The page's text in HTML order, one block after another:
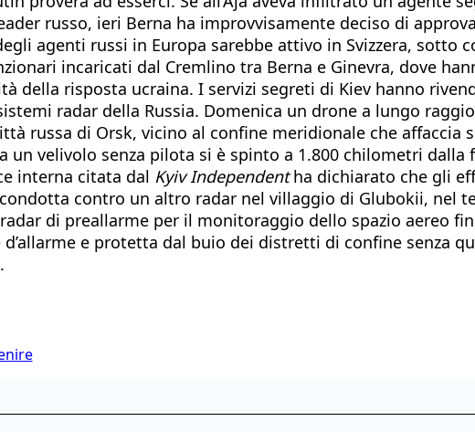
russo, ieri Berna ha improvvisamente deciso di
agenti russi in Europa sarebbe attivo in Svizzera, sotto
incaricati dal Cremlino tra Berna e Ginevra, dove
della risposta ucraina. I servizi segreti di Kiev hanno
radar della Russia. Domenica un drone a lungo
russa di Orsk, vicino al confine meridionale che affaccia
un velivolo senza pilota si è spinto a 1.800 chilometri
interna citata dal Kyiv Independentha dichiarato che gli
contro un altro radar nel villaggio di Glubokii,
radar di preallarme per il monitoraggio dello spazio aereo
e protetta dal buio dei distretti di confine senza